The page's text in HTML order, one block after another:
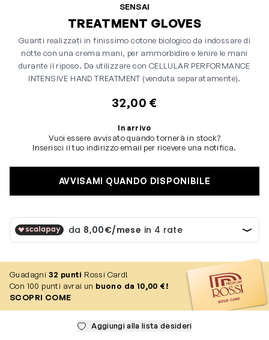
SENSAI
TREATMENT GLOVES
Guanti realizzati in finissimo cotone biologico da indossare di
notte con una crema mani, per ammorbidire e lenire le mani
durante il riposo. Da utilizzare con CELLULAR PERFORMANCE
INTENSIVE HAND TREATMENT (venduta separatamente).
32,00 €
In arrivo
Vuoi essere avvisato quando tornerà in stock?
Inserisci il tuo indirizzo email per ricevere una notifica.
AVVISAMI QUANDO DISPONIBILE
Guadagni 32 punti Rossi Card!
Con 100 punti avrai un buono da 10,00 €!
SCOPRI COME
Aggiungi alla lista desideri